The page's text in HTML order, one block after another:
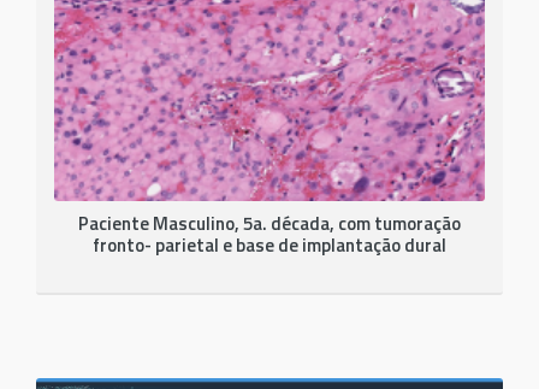
Paciente Masculino, 5a. década, com tumoração
fronto- parietal e base de implantação dural